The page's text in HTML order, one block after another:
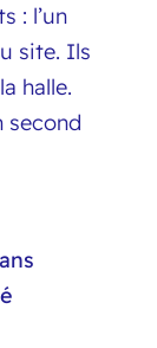
: l’un
site. Ils
halle.
second